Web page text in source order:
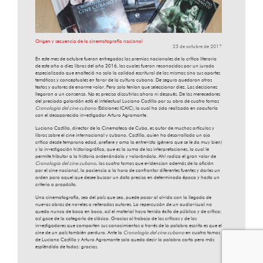
Origen y secuencia de la cinematografía nacional
23 de octubre de 2017
En este mes de octubre fueron entregados los premios nacionales de la crítica literaria
de este año a diez libros del año 2016, los cuales fueron reconocidos por un jurado
especializado que enalteció no solo la calidad escritural de los mismos sino sus aportes
temáticos y conceptuales en favor de la cultura cubana. De seguro quedaron otros
textos y autores de enorme valor. Pero solo tenían que seleccionar diez. Las decisiones
llegaron a un consenso. No es preciso discutirlas ahora ni después. De los merecedores
del preciado galardón está el intelectual Luciano Castillo por su obra de cuatro tomos
Cronología del cine cubano (Ediciones ICAIC), la cual ha sido realizada en coautoría
con el desaparecido investigador Arturo Agramonte.
Luciano Castillo, director de la Cinemateca de Cuba, es autor de muchos artículos y
libros sobre el cine internacional y cubano. Castillo, quien ha desarrollado un ojo
crítico desde temprana edad, prefiere y ama la entrevista (género que se le da muy bien)
y la investigación historiográfica, que es la suma de las interpretaciones, la cual le
permite tributar a la historia ordenándola y valorándola. Ahí radica el gran valor de
Cronología del cine cubano, los cuatro tomos que evidencian además de la afición
por el cine nacional, la paciencia a la hora de confrontar diferentes fuentes y darles un
orden para aquel que desee buscar un dato preciso en determinada época y hasta un
criterio a propósito.
Una cinematografía, sea del país que sea, puede pasar al olvido con la llegada de
nuevas obras de noveles o reiterados autores. La repercusión de un audiovisual no
queda nunca de boca en boca, así el material haya tenido éxito de público y de crítica;
así goce de la categoría de clásico. Gracias al trabajo de los críticos y de los
investigadores que comparten sus conocimientos a través de la palabra escrita es que el
cine de un país también perdura. Ante la Cronología del cine cubano en cuatro tomos
de Luciano Castillo y Arturo Agramonte solo queda decir la palabra corta pero más
espléndida de todas: gracias.